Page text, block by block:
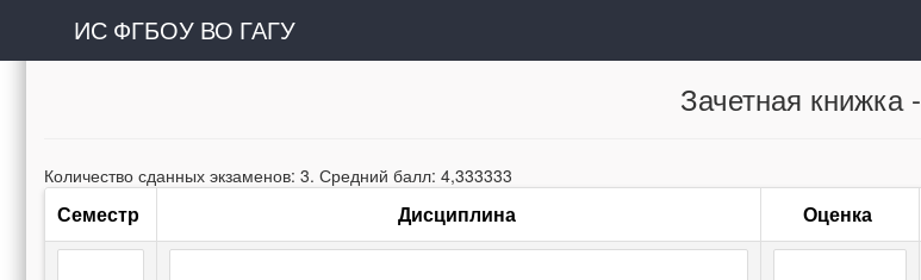
ИС ФГБОУ ВО ГАГУ
Зачетная книжка -
Количество сданных экзаменов: 3. Средний балл: 4,333333
Семестр Дисциплина Оценка